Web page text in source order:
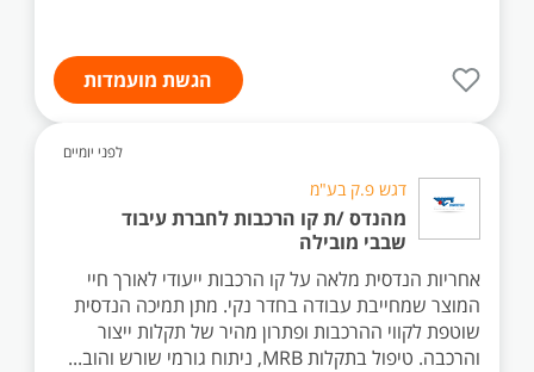
הגשת מועמדות
לפני יומיים
דגש פ.ק בע"מ
מהנדס /ת קו הרכבות לחברת עיבוד
שבבי מובילה
אחריות הנדסית מלאה על קו הרכבות ייעודי לאורך חיי
המוצר שמחייבת עבודה בחדר נקי. מתן תמיכה הנדסית
שוטפת לקווי ההרכבות ופתרון מהיר של תקלות ייצור
והרכבה. טיפול בתקלות MRB, ניתוח גורמי שורש והוב...